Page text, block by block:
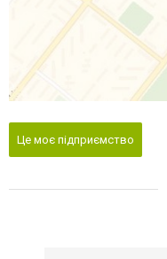
Це моє підприємство